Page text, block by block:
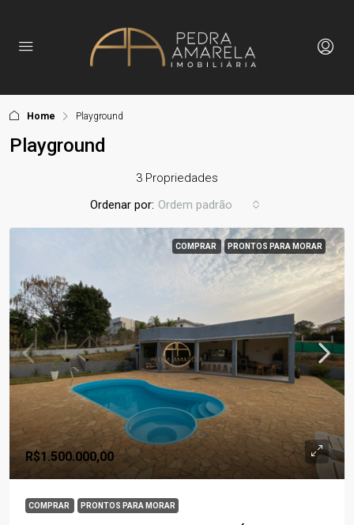
Home Playground
Playground
3 Propriedades
Ordenar por: Ordem padrão
COMPRAR PRONTOS PARA MORAR
R$1.500.000,00
COMPRAR PRONTOS PARA MORAR